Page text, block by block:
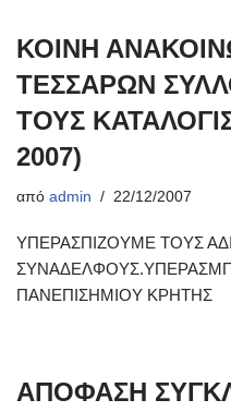
ΚΟΙΝΗ
ΤΕΣΣΑΡΩΝ
ΤΟΥΣ
2007)
από admin 22/12/2007
ΥΠΕΡΑΣΠΙΖΟΥΜΕ ΤΟΥΣ
ΠΑΝΕΠΙΣΗΜΙΟΥ ΚΡΗΤΗΣ
ΑΠΟΦΑΣΗ